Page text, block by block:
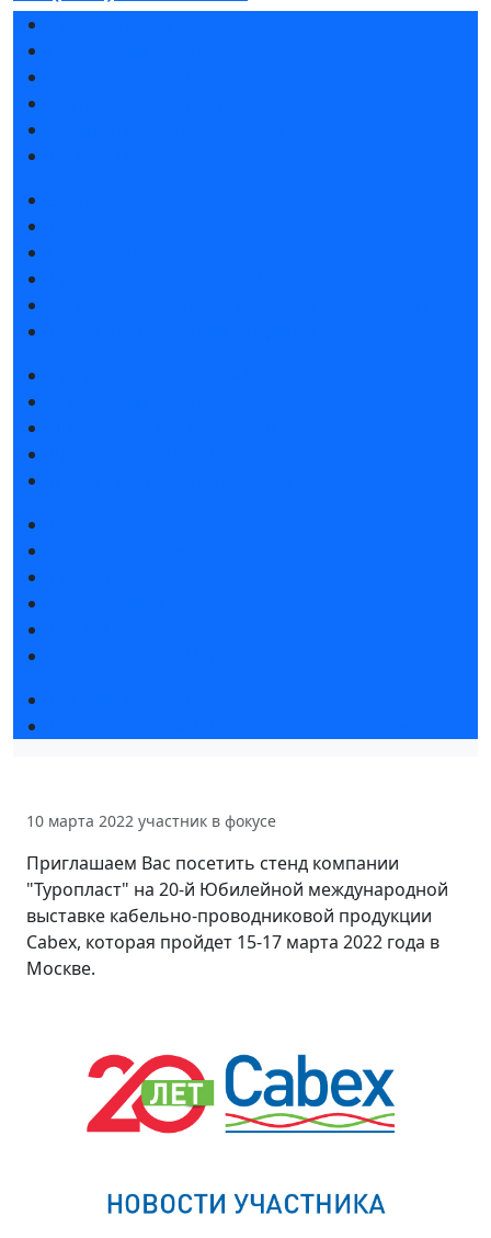
10 марта 2022 участник в фокусе
Приглашаем Вас посетить стенд компании
"Туропласт" на 20-й Юбилейной международной
выставке кабельно-проводниковой продукции
Cabex, которая пройдет 15-17 марта 2022 года в
Москве.